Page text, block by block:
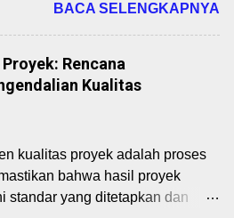
model bisnis yang inovatif,
responsif terhadap dinamika
1. Pengenalan Business
Business Model Canvas
model bisnis. BMC
startup mengidentifikasi
mereka menciptakan,
dan menangkap nilai
teknologi, tapi juga prinsip
bertahan dan berkembang.
akan membahas definisi ekonomi,
serta relevansi langsung
digital. Cocok untuk
Program Studi Bisnis Digital
Ekonomi. Dengan memahami
ini, Anda bisa menganalisis
mengoptimalkan strategi
BACA SELENGKAPNYA
Rencana
Kualitas
kualitas proyek adalah proses
bahwa hasil proyek
standar yang ditetapkan dan